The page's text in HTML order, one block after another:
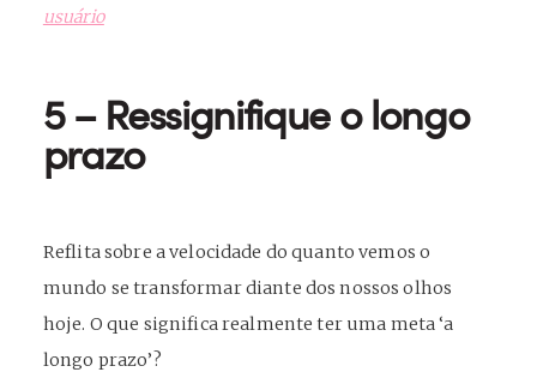
usuário
5 – Ressignifique o longo
prazo
Reflita sobre a velocidade do quanto vemos o
mundo se transformar diante dos nossos olhos
hoje. O que significa realmente ter uma meta ‘a
longo prazo’?